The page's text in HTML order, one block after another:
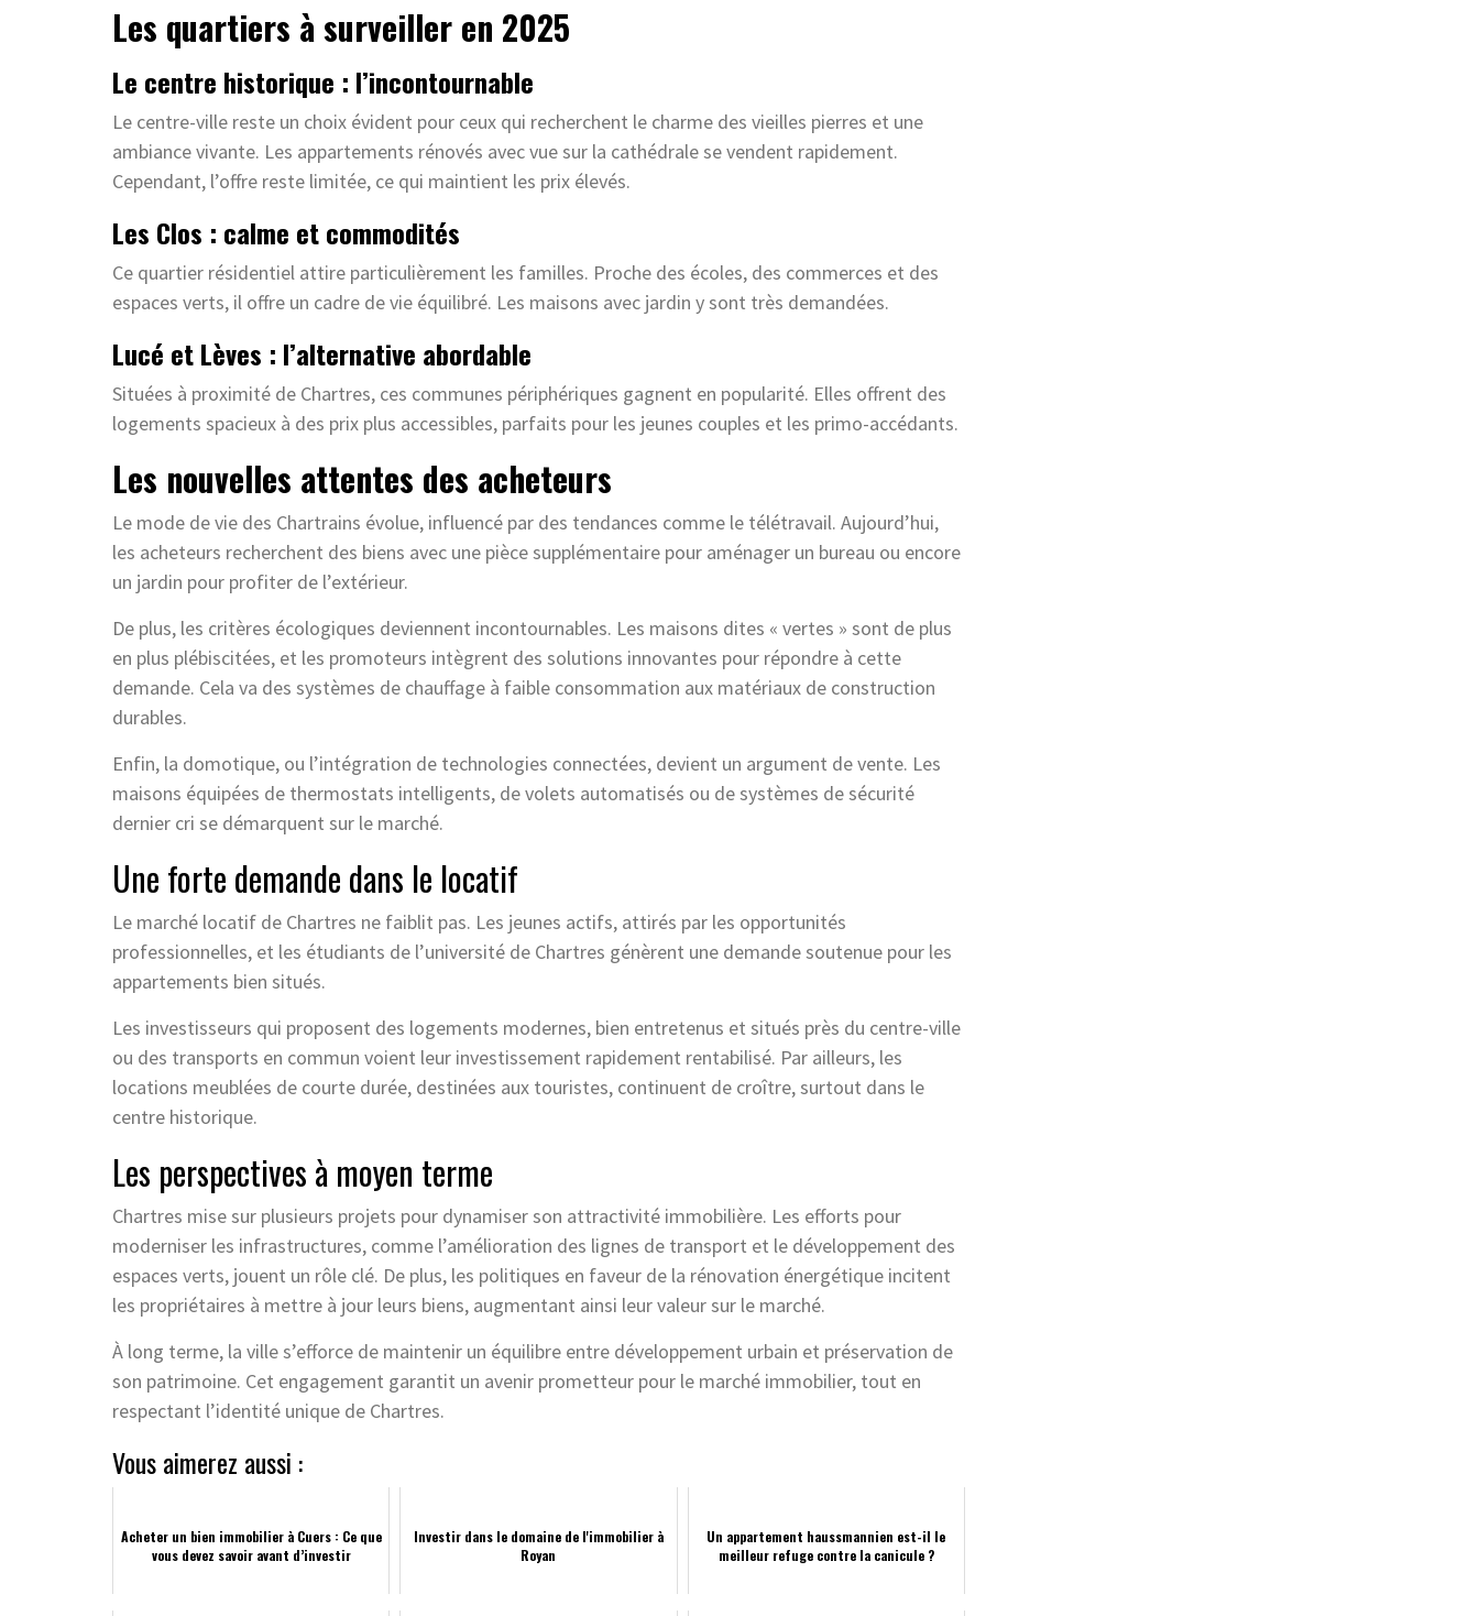
Les quartiers à surveiller en 2025
Le centre historique : l’incontournable
Le centre-ville reste un choix évident pour ceux qui recherchent le charme des vieilles pierres et une
ambiance vivante. Les appartements rénovés avec vue sur la cathédrale se vendent rapidement.
Cependant, l’offre reste limitée, ce qui maintient les prix élevés.
Les Clos : calme et commodités
Ce quartier résidentiel attire particulièrement les familles. Proche des écoles, des commerces et des
espaces verts, il offre un cadre de vie équilibré. Les maisons avec jardin y sont très demandées.
Lucé et Lèves : l’alternative abordable
Situées à proximité de Chartres, ces communes périphériques gagnent en popularité. Elles offrent des
logements spacieux à des prix plus accessibles, parfaits pour les jeunes couples et les primo-accédants.
Les nouvelles attentes des acheteurs
Le mode de vie des Chartrains évolue, influencé par des tendances comme le télétravail. Aujourd’hui,
les acheteurs recherchent des biens avec une pièce supplémentaire pour aménager un bureau ou encore
un jardin pour profiter de l’extérieur.
De plus, les critères écologiques deviennent incontournables. Les maisons dites « vertes » sont de plus
en plus plébiscitées, et les promoteurs intègrent des solutions innovantes pour répondre à cette
demande. Cela va des systèmes de chauffage à faible consommation aux matériaux de construction
durables.
Enfin, la domotique, ou l’intégration de technologies connectées, devient un argument de vente. Les
maisons équipées de thermostats intelligents, de volets automatisés ou de systèmes de sécurité
dernier cri se démarquent sur le marché.
Une forte demande dans le locatif
Le marché locatif de Chartres ne faiblit pas. Les jeunes actifs, attirés par les opportunités
professionnelles, et les étudiants de l’université de Chartres génèrent une demande soutenue pour les
appartements bien situés.
Les investisseurs qui proposent des logements modernes, bien entretenus et situés près du centre-ville
ou des transports en commun voient leur investissement rapidement rentabilisé. Par ailleurs, les
locations meublées de courte durée, destinées aux touristes, continuent de croître, surtout dans le
centre historique.
Les perspectives à moyen terme
Chartres mise sur plusieurs projets pour dynamiser son attractivité immobilière. Les efforts pour
moderniser les infrastructures, comme l’amélioration des lignes de transport et le développement des
espaces verts, jouent un rôle clé. De plus, les politiques en faveur de la rénovation énergétique incitent
les propriétaires à mettre à jour leurs biens, augmentant ainsi leur valeur sur le marché.
À long terme, la ville s’efforce de maintenir un équilibre entre développement urbain et préservation de
son patrimoine. Cet engagement garantit un avenir prometteur pour le marché immobilier, tout en
respectant l’identité unique de Chartres.
Vous aimerez aussi :
Acheter un bien immobilier à Cuers : Ce que
vous devez savoir avant d’investir
Investir dans le domaine de l'immobilier à
Royan
Un appartement haussmannien est-il le
meilleur refuge contre la canicule ?